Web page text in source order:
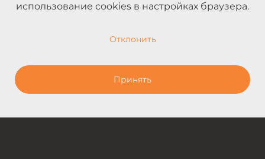
использование cookies в настройках браузера.
Отклонить
Принять